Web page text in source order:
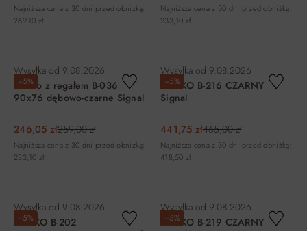
Najniższa cena z 30 dni przed obniżką:
269,10 zł
Najniższa cena z 30 dni przed obniżką:
233,10 zł
−5%
Wysyłka od 9.08.2026
Biurko z regałem B-036
90x76 dębowo-czarne Signal
246,05 zł259,00 zł
Najniższa cena z 30 dni przed obniżką:
233,10 zł
−5%
Wysyłka od 9.08.2026
BIURKO B-216 CZARNY
Signal
441,75 zł465,00 zł
Najniższa cena z 30 dni przed obniżką:
418,50 zł
−5%
Wysyłka od 9.08.2026
BIURKO B-202
−5%
Wysyłka od 9.08.2026
BIURKO B-219 CZARNY